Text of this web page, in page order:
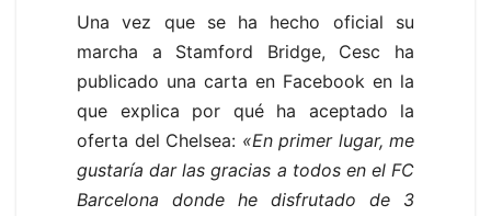
Una vez que se ha hecho oficial su
marcha a Stamford Bridge, Cesc ha
publicado una carta en Facebook en la
que explica por qué ha aceptado la
oferta del Chelsea: «En primer lugar, me
gustaría dar las gracias a todos en el FC
Barcelona donde he disfrutado de 3